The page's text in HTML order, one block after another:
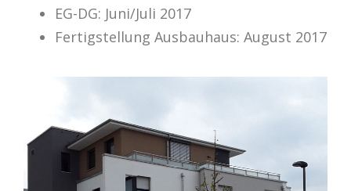
EG-DG: Juni/Juli 2017
Fertigstellung Ausbauhaus: August 2017